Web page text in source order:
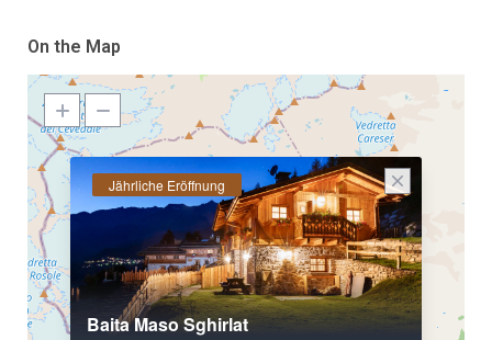
On the Map
Jährliche Eröffnung
Baita Maso Sghirlat